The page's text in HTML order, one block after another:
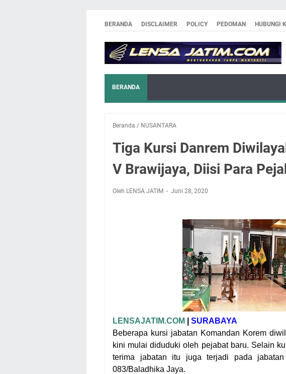
BERANDA DISCLAIMER POLICY PEDOMAN HUBUNGI
BERANDA
Beranda / NUSANTARA
Tiga Kursi Danrem
V Brawijaya, Diisi Para
Oleh LENSA JATIM Juni 28, 2020
LENSAJATIM.COM
SURABAYA
Beberapa kursi jabatan Komandan Korem
kini mulai diduduki oleh pejabat baru. Selain
terima jabatan itu juga terjadi pada
083/Baladhika Jaya.